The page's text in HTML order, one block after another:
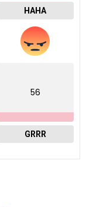
HAHA
56
GRRR